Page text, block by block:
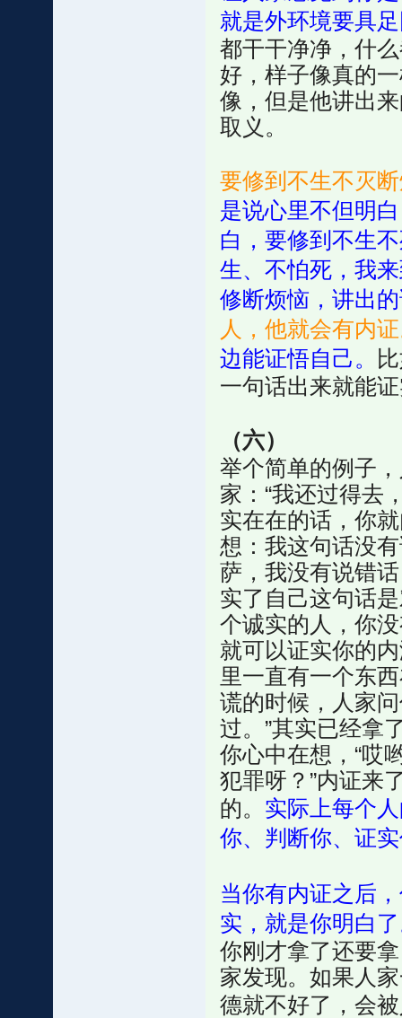
就是外环境要具
都干干净净，什
好，样子像真的
像，但是他讲出
取义。
要修到不生不灭
是说心里不但明
白，要修到不生
生、不怕死，我
修断烦恼，讲出
人，他就会有内
边能证悟自己。
一句话出来就能
（六）
举个简单的例子
家：“我还过得去
实在在的话，你
想：我这句话没
萨，我没有说错
实了自己这句话
个诚实的人，你
就可以证实你的
里一直有一个东
谎的时候，人家
过。”其实已经拿
你心中在想，“哎
犯罪呀？”内证来
的。 实际上每个
你、判断你、证
当你有内证之后
实，就是你明白
你刚才拿了还要
家发现。如果人
德就不好了，会